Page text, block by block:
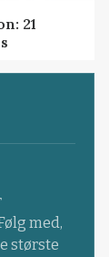
21
med,
største